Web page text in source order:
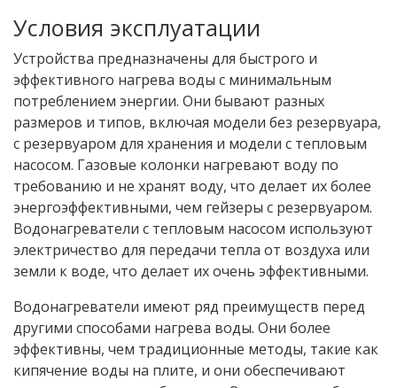
Условия эксплуатации
Устройства предназначены для быстрого и
эффективного нагрева воды с минимальным
потреблением энергии. Они бывают разных
размеров и типов, включая модели без резервуара,
с резервуаром для хранения и модели с тепловым
насосом. Газовые колонки нагревают воду по
требованию и не хранят воду, что делает их более
энергоэффективными, чем гейзеры с резервуаром.
Водонагреватели с тепловым насосом используют
электричество для передачи тепла от воздуха или
земли к воде, что делает их очень эффективными.
Водонагреватели имеют ряд преимуществ перед
другими способами нагрева воды. Они более
эффективны, чем традиционные методы, такие как
кипячение воды на плите, и они обеспечивают